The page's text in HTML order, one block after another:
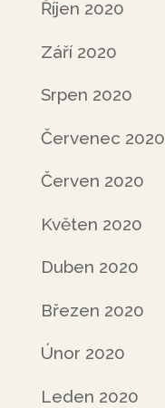
Říjen 2020
Září 2020
Srpen 2020
Červenec 2020
Červen 2020
Květen 2020
Duben 2020
Březen 2020
Únor 2020
Leden 2020